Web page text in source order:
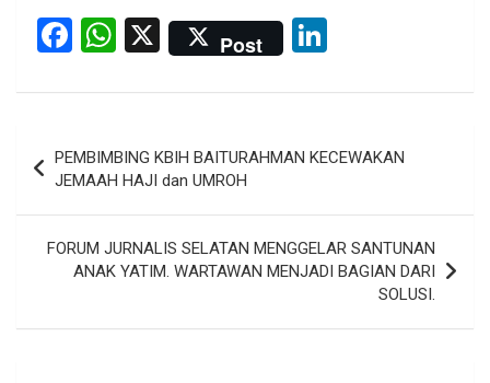
F
ce
b
o
o
k
W
at
s
A
p
p
X Post
ke
dI
n
navigation
PEMBIMBING KBIH BAITURAHMAN KECEWAKAN
JEMAAH HAJI dan UMROH
FORUM JURNALIS SELATAN MENGGELAR SANTUNAN
ANAK YATIM. WARTAWAN MENJADI BAGIAN DARI
SOLUSI.